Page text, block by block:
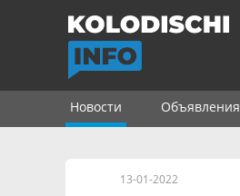
Новости Объявления
13-01-2022